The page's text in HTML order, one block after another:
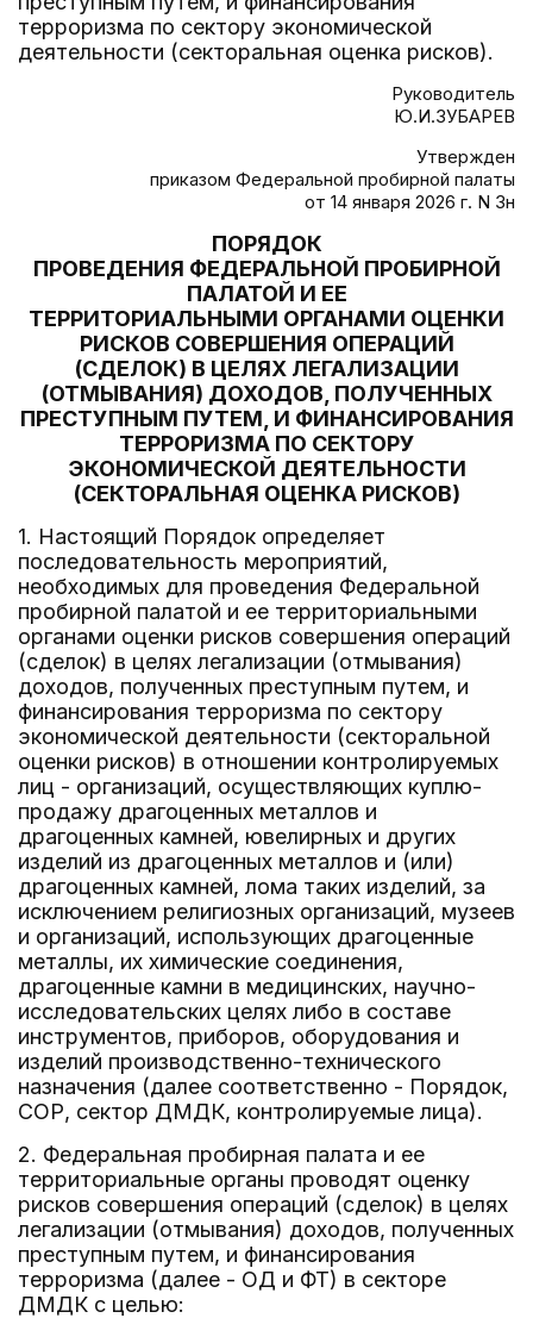
терроризма по сектору экономической
деятельности (секторальная оценка рисков).
Руководитель
Ю.И.ЗУБАРЕВ
Утвержден
приказом Федеральной пробирной палаты
от 14 января 2026 г. N 3н
ПОРЯДОК
ПРОВЕДЕНИЯ ФЕДЕРАЛЬНОЙ ПРОБИРНОЙ
ПАЛАТОЙ И ЕЕ
ТЕРРИТОРИАЛЬНЫМИ ОРГАНАМИ ОЦЕНКИ
РИСКОВ СОВЕРШЕНИЯ ОПЕРАЦИЙ
(СДЕЛОК) В ЦЕЛЯХ ЛЕГАЛИЗАЦИИ
(ОТМЫВАНИЯ) ДОХОДОВ, ПОЛУЧЕННЫХ
ПРЕСТУПНЫМ ПУТЕМ, И ФИНАНСИРОВАНИЯ
ТЕРРОРИЗМА ПО СЕКТОРУ
ЭКОНОМИЧЕСКОЙ ДЕЯТЕЛЬНОСТИ
(СЕКТОРАЛЬНАЯ ОЦЕНКА РИСКОВ)
1. Настоящий Порядок определяет
последовательность мероприятий,
необходимых для проведения Федеральной
пробирной палатой и ее территориальными
органами оценки рисков совершения операций
(сделок) в целях легализации (отмывания)
доходов, полученных преступным путем, и
финансирования терроризма по сектору
экономической деятельности (секторальной
оценки рисков) в отношении контролируемых
лиц - организаций, осуществляющих куплю-
продажу драгоценных металлов и
драгоценных камней, ювелирных и других
изделий из драгоценных металлов и (или)
драгоценных камней, лома таких изделий, за
исключением религиозных организаций, музеев
и организаций, использующих драгоценные
металлы, их химические соединения,
драгоценные камни в медицинских, научно-
исследовательских целях либо в составе
инструментов, приборов, оборудования и
изделий производственно-технического
назначения (далее соответственно - Порядок,
СОР, сектор ДМДК, контролируемые лица).
2. Федеральная пробирная палата и ее
территориальные органы проводят оценку
рисков совершения операций (сделок) в целях
легализации (отмывания) доходов, полученных
преступным путем, и финансирования
терроризма (далее - ОД и ФТ) в секторе
ДМДК с целью: